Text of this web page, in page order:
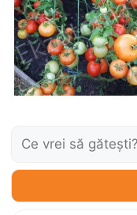
Caută: